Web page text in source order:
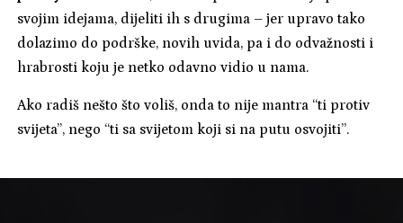
svojim idejama, dijeliti ih s drugima – jer upravo tako
dolazimo do podrške, novih uvida, pa i do odvažnosti i
hrabrosti koju je netko odavno vidio u nama.
Ako radiš nešto što voliš, onda to nije mantra “ti protiv
svijeta”, nego “ti sa svijetom koji si na putu osvojiti”.